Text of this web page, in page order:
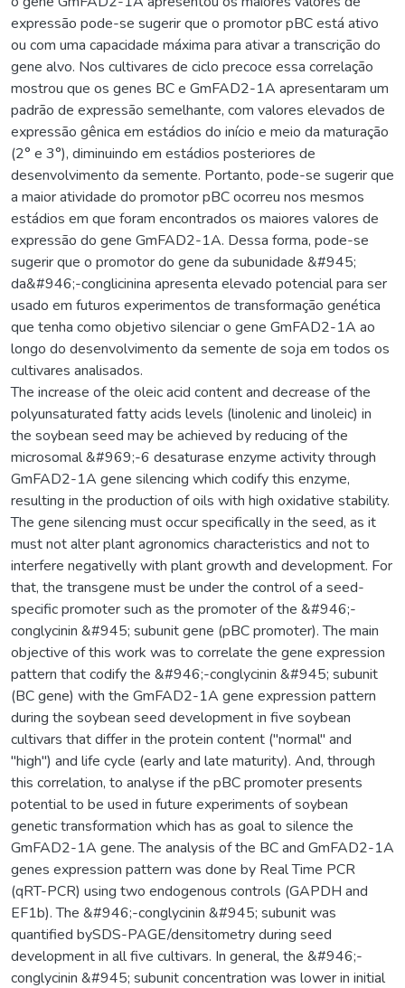
expressão pode-se sugerir que o promotor pBC está ativo
ou com uma capacidade máxima para ativar a transcrição do
gene alvo. Nos cultivares de ciclo precoce essa correlação
mostrou que os genes BC e GmFAD2-1A apresentaram um
padrão de expressão semelhante, com valores elevados de
expressão gênica em estádios do início e meio da maturação
(2° e 3°), diminuindo em estádios posteriores de
desenvolvimento da semente. Portanto, pode-se sugerir que
a maior atividade do promotor pBC ocorreu nos mesmos
estádios em que foram encontrados os maiores valores de
expressão do gene GmFAD2-1A. Dessa forma, pode-se
sugerir que o promotor do gene da subunidade &#945;
da&#946;-conglicinina apresenta elevado potencial para ser
usado em futuros experimentos de transformação genética
que tenha como objetivo silenciar o gene GmFAD2-1A ao
longo do desenvolvimento da semente de soja em todos os
cultivares analisados.
The increase of the oleic acid content and decrease of the
polyunsaturated fatty acids levels (linolenic and linoleic) in
the soybean seed may be achieved by reducing of the
microsomal &#969;-6 desaturase enzyme activity through
GmFAD2-1A gene silencing which codify this enzyme,
resulting in the production of oils with high oxidative stability.
The gene silencing must occur specifically in the seed, as it
must not alter plant agronomics characteristics and not to
interfere negativelly with plant growth and development. For
that, the transgene must be under the control of a seed-
specific promoter such as the promoter of the &#946;-
conglycinin &#945; subunit gene (pBC promoter). The main
objective of this work was to correlate the gene expression
pattern that codify the &#946;-conglycinin &#945; subunit
(BC gene) with the GmFAD2-1A gene expression pattern
during the soybean seed development in five soybean
cultivars that differ in the protein content ("normal" and
"high") and life cycle (early and late maturity). And, through
this correlation, to analyse if the pBC promoter presents
potential to be used in future experiments of soybean
genetic transformation which has as goal to silence the
GmFAD2-1A gene. The analysis of the BC and GmFAD2-1A
genes expression pattern was done by Real Time PCR
(qRT-PCR) using two endogenous controls (GAPDH and
EF1b). The &#946;-conglycinin &#945; subunit was
quantified bySDS-PAGE/densitometry during seed
development in all five cultivars. In general, the &#946;-
conglycinin &#945; subunit concentration was lower in initial